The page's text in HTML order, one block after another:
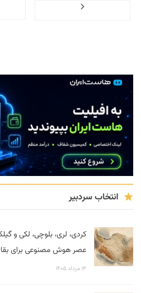
انتخاب سردبیر
کردی، لری، بلوچی، لکی و
عصر هوش مصنوعی برای بقا
۱۴ مرداد ۱۴۰۵